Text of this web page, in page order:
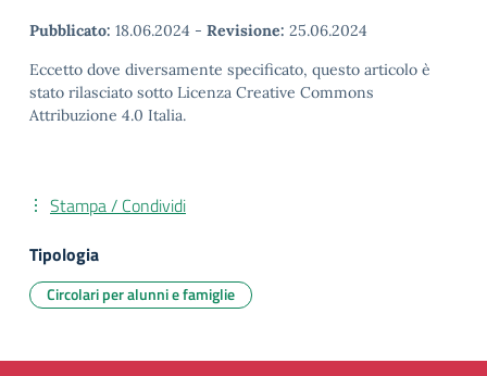
Pubblicato: 18.06.2024 - Revisione: 25.06.2024
Eccetto dove diversamente specificato, questo articolo è
stato rilasciato sotto Licenza Creative Commons
Attribuzione 4.0 Italia.
Stampa / Condividi
Tipologia
Circolari per alunni e famiglie